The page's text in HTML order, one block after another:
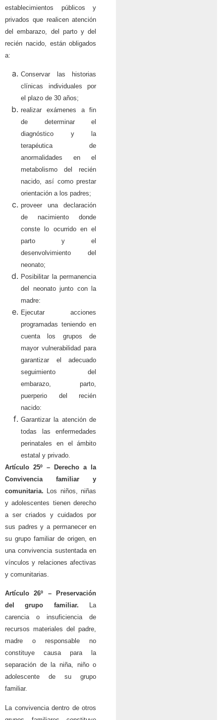
establecimientos públicos y
privados que realicen atención
del embarazo, del parto y del
recién nacido, están obligados
a:
Conservar las historias
clínicas individuales por
el plazo de 30 años;
realizar exámenes a fin
de determinar el
diagnóstico y la
terapéutica de
anormalidades en el
metabolismo del recién
nacido, así como prestar
orientación a los padres;
proveer una declaración
de nacimiento donde
conste lo ocurrido en el
parto y el
desenvolvimiento del
neonato;
Posibilitar la permanencia
del neonato junto con la
madre:
Ejecutar acciones
programadas teniendo en
cuenta los grupos de
mayor vulnerabilidad para
garantizar el adecuado
seguimiento del
embarazo, parto,
puerperio del recién
nacido:
Garantizar la atención de
todas las enfermedades
perinatales en el ámbito
estatal y privado.
Artículo 25º – Derecho a la
Convivencia familiar y
comunitaria. Los niños, niñas
y adolescentes tienen derecho
a ser criados y cuidados por
sus padres y a permanecer en
su grupo familiar de origen, en
una convivencia sustentada en
vínculos y relaciones afectivas
y comunitarias.
Artículo 26º – Preservación
del grupo familiar. La
carencia o insuficiencia de
recursos materiales del padre,
madre o responsable no
constituye causa para la
separación de la niña, niño o
adolescente de su grupo
familiar.
La convivencia dentro de otros